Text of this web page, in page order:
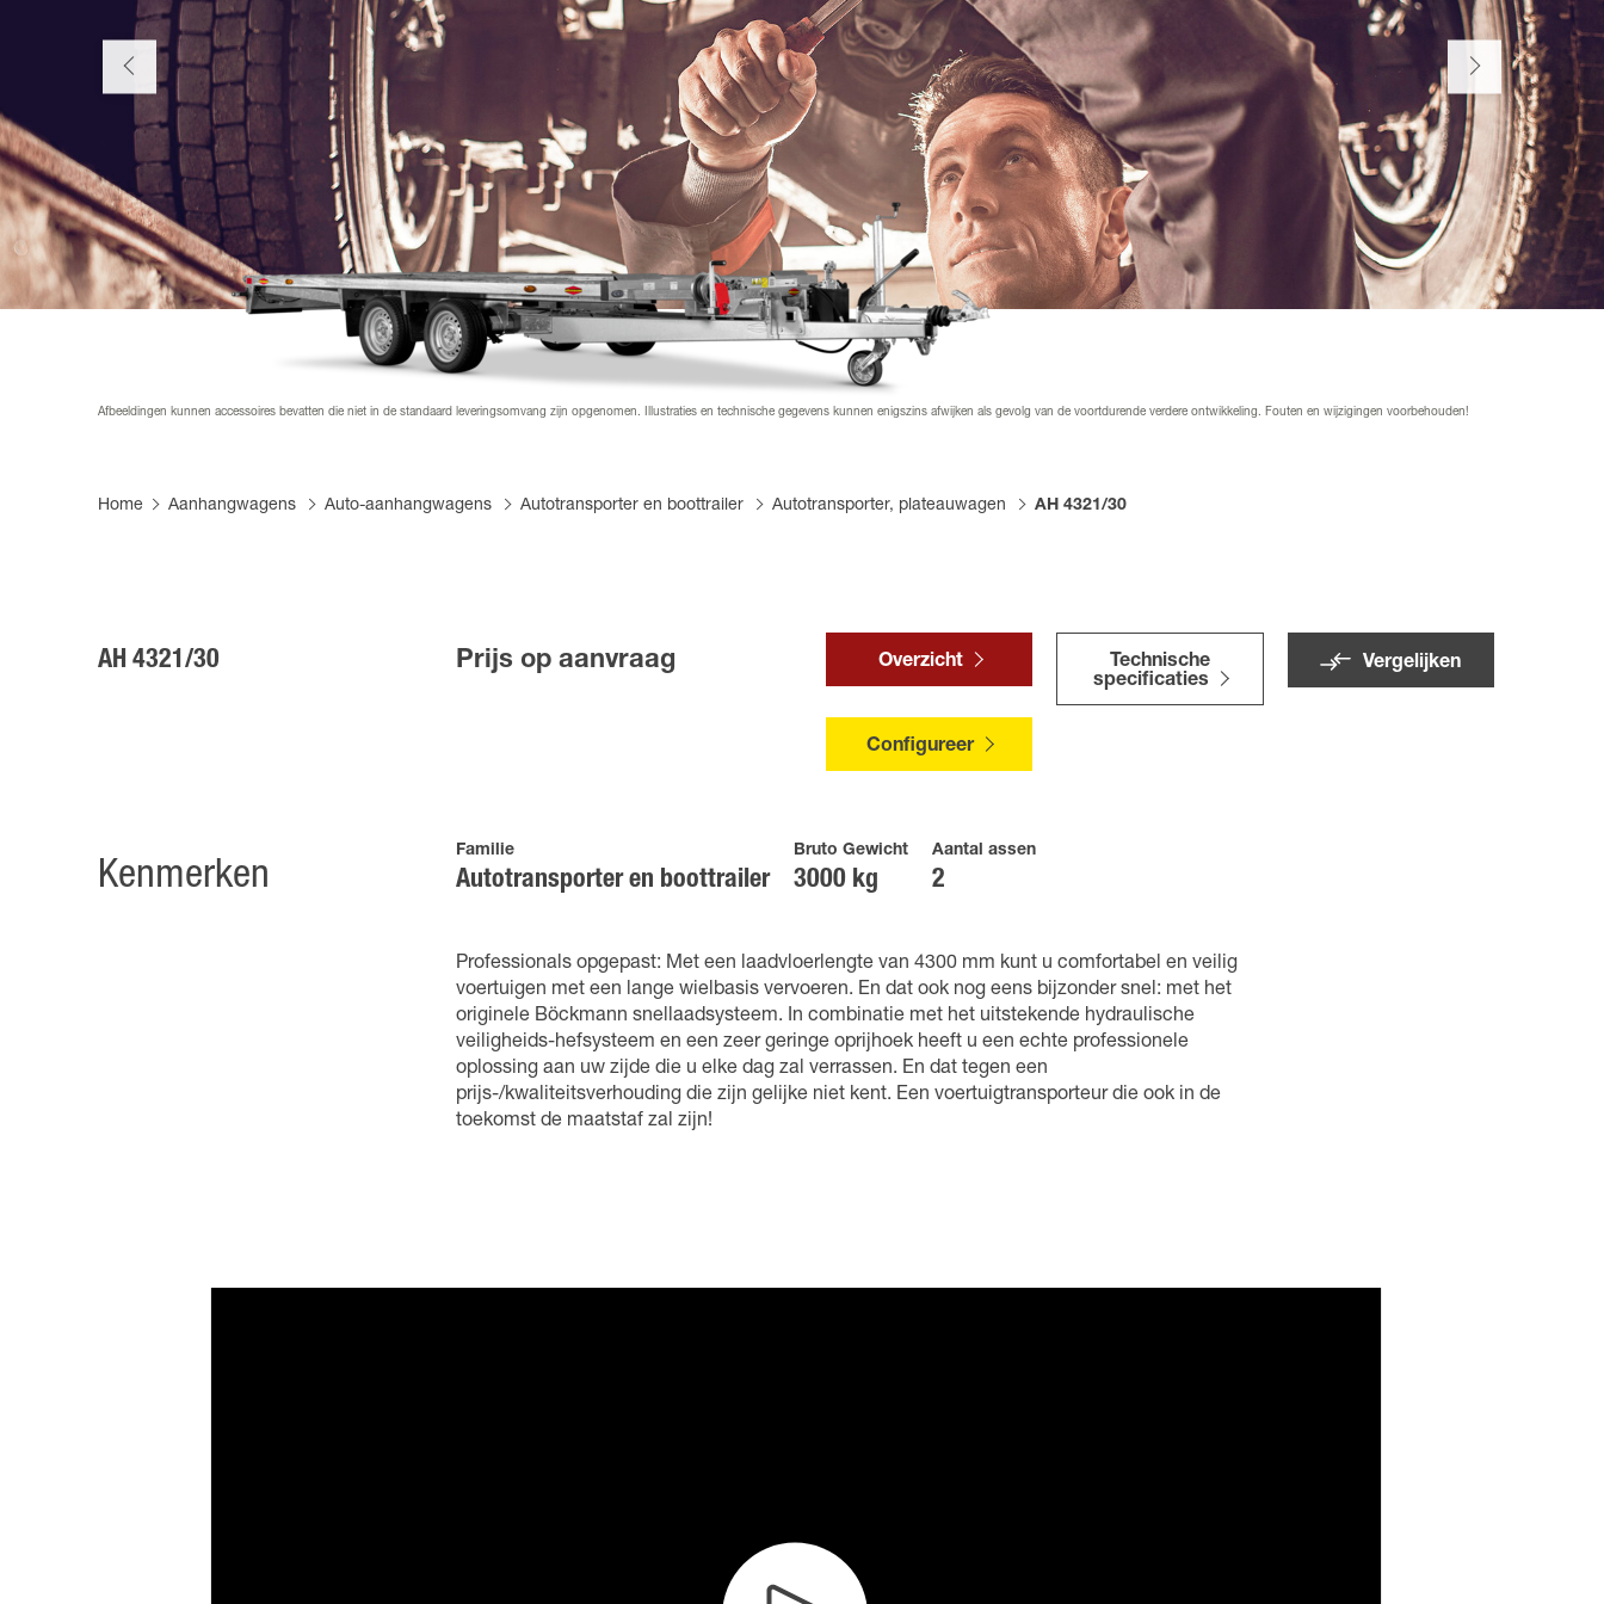
Product zoeken
Informatiemateriaal & downloads
Dealer worden
Leverancier worden
Afbeeldingen kunnen accessoires bevatten die niet in de standaard leveringsomvang zijn opgenomen. Illustraties en technische gegevens kunnen enigszins afwijken als gevolg van de voortdurende verdere ontwikkeling. Fouten en wijzigingen voorbehouden!
Home Aanhangwagens Auto-aanhangwagens Autotransporter en boottrailer Autotransporter, plateauwagen AH 4321/30
AH 4321/30 Prijs op aanvraag Overzicht
Technische
specificaties
Vergelijken
Configureer
Kenmerken
Familie
Autotransporter en boottrailer
Bruto Gewicht
3000 kg
Aantal assen
2
Professionals opgepast: Met een laadvloerlengte van 4300 mm kunt u comfortabel en veilig
voertuigen met een lange wielbasis vervoeren. En dat ook nog eens bijzonder snel: met het
originele Böckmann snellaadsysteem. In combinatie met het uitstekende hydraulische
veiligheids-hefsysteem en een zeer geringe oprijhoek heeft u een echte professionele
oplossing aan uw zijde die u elke dag zal verrassen. En dat tegen een
prijs-/kwaliteitsverhouding die zijn gelijke niet kent. Een voertuigtransporteur die ook in de
toekomst de maatstaf zal zijn!